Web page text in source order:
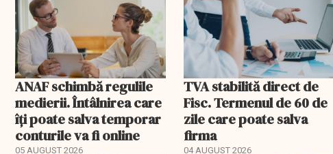
ANAF schimbă regulile
medierii. Întâlnirea care
îți poate salva temporar
conturile va fi online
05 AUGUST 2026
TVA stabilită direct de
Fisc. Termenul de 60 de
zile care poate salva
firma
04 AUGUST 2026